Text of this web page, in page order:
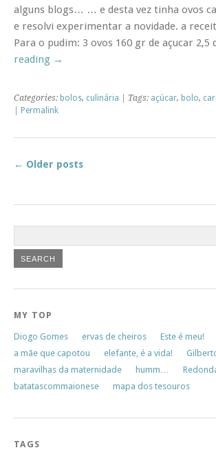
alguns blogs… … e desta vez tinha ovos
e resolvi experimentar a novidade. a
Para o pudim: 3 ovos 160 gr de açucar 2,5
reading →
Categories: bolos, culinária | Tags: açúcar, bolo,
Permalink
← Older posts
MY TOP
Diogo Gomes ervas de cheiros
Este é meu!
a mãe que capotou
elefante, é a vida!
maravilhas da maternidade
humm…
batatascommaionese
mapa dos tesouros
TAGS